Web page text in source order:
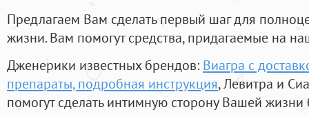
Предлагаем Вам сделать первый шаг для
жизни. Вам помогут средства, придагаемые на
Дженерики известных брендов: Виагра с
препараты, подробная инструкция, Левитра и
помогут сделать интимную сторону Вашей